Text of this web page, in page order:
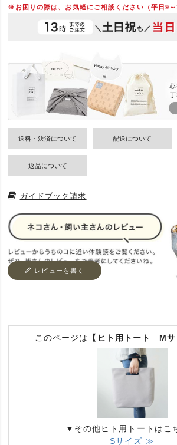
※お困りの際は、お気軽にご相談ください（平日9～
送料・決済について 配送について
返品について
ガイドブック請求
レビューを書く
このページは 【ヒト用トート Mサ
▼その他ヒト用トートはこ
Sサイズ ≫